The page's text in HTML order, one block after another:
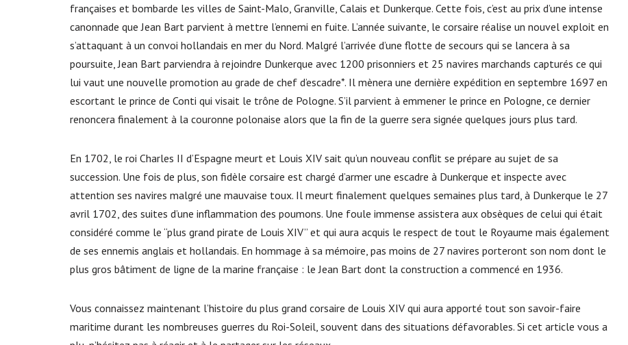
françaises et bombarde les villes de Saint-Malo, Granville, Calais et Dunkerque. Cette fois, c’est au prix d’une intense
canonnade que Jean Bart parvient à mettre l’ennemi en fuite. L’année suivante, le corsaire réalise un nouvel exploit en
s’attaquant à un convoi hollandais en mer du Nord. Malgré l’arrivée d’une flotte de secours qui se lancera à sa
poursuite, Jean Bart parviendra à rejoindre Dunkerque avec 1200 prisonniers et 25 navires marchands capturés ce qui
lui vaut une nouvelle promotion au grade de chef d’escadre*. Il mènera une dernière expédition en septembre 1697 en
escortant le prince de Conti qui visait le trône de Pologne. S’il parvient à emmener le prince en Pologne, ce dernier
renoncera finalement à la couronne polonaise alors que la fin de la guerre sera signée quelques jours plus tard.
En 1702, le roi Charles II d’Espagne meurt et Louis XIV sait qu’un nouveau conflit se prépare au sujet de sa
succession. Une fois de plus, son fidèle corsaire est chargé d’armer une escadre à Dunkerque et inspecte avec
attention ses navires malgré une mauvaise toux. Il meurt finalement quelques semaines plus tard, à Dunkerque le 27
avril 1702, des suites d’une inflammation des poumons. Une foule immense assistera aux obsèques de celui qui était
considéré comme le “plus grand pirate de Louis XIV” et qui aura acquis le respect de tout le Royaume mais également
de ses ennemis anglais et hollandais. En hommage à sa mémoire, pas moins de 27 navires porteront son nom dont le
plus gros bâtiment de ligne de la marine française : le Jean Bart dont la construction a commencé en 1936.
Vous connaissez maintenant l’histoire du plus grand corsaire de Louis XIV qui aura apporté tout son savoir-faire
maritime durant les nombreuses guerres du Roi-Soleil, souvent dans des situations défavorables. Si cet article vous a